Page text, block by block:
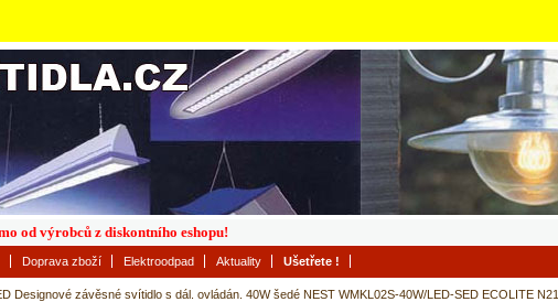
Designové závěsné svítidlo s dál. ovládán. 40W šedé NEST WMKL02S-40W/LED-SED ECOLITE N21
Doprava zboží Elektroodpad Aktuality Ušetřete !
od výrobců z diskontního eshopu!